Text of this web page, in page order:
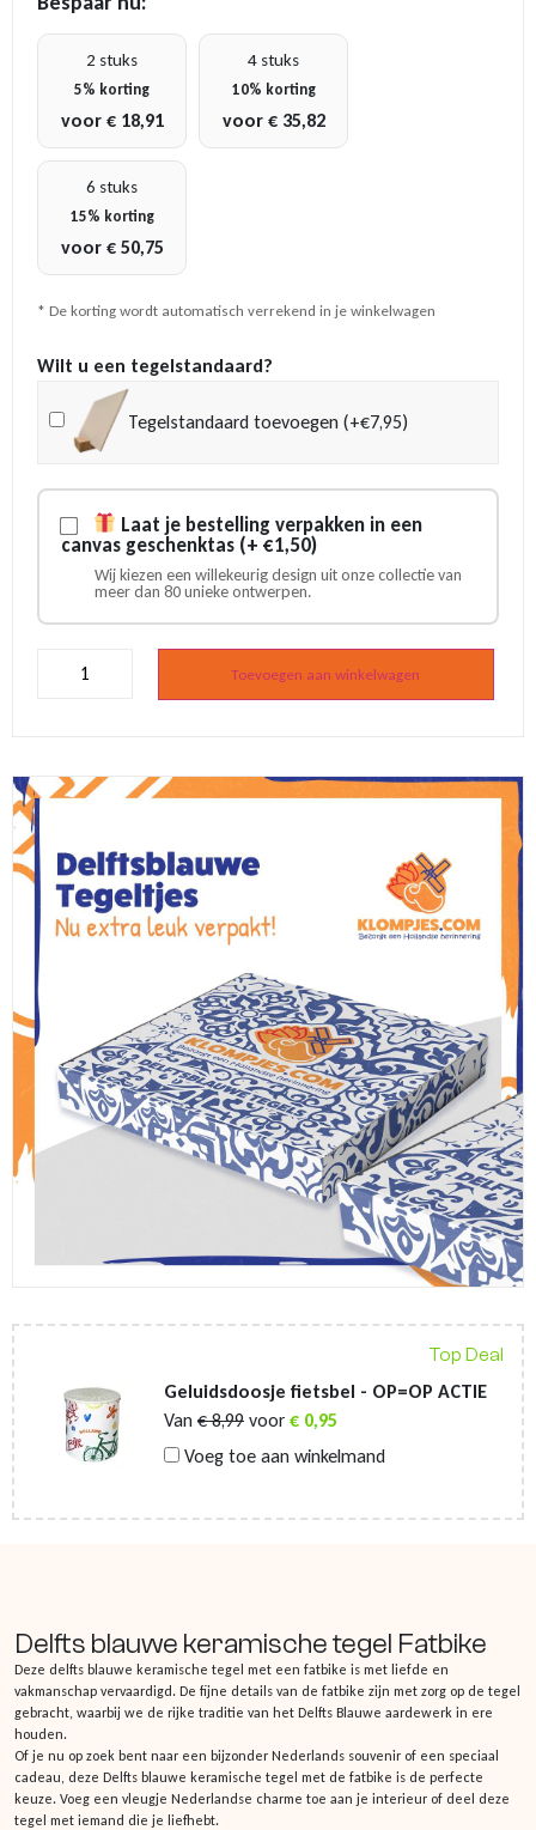
2 stuks
5% korting
voor €18,91
4 stuks
10% korting
voor €35,82
6 stuks
15% korting
voor €50,75
* De korting wordt automatisch verrekend in je winkelwagen
Wilt u een tegelstandaard?
Tegelstandaard toevoegen (+€7,95)
Laat je bestelling verpakken in een
canvas geschenktas (+ €1,50)
Wij kiezen een willekeurig design uit onze collectie van
meer dan 80 unieke ontwerpen.
Toevoegen aan winkelwagen
Top Deal
Geluidsdoosje fietsbel - OP=OP ACTIE
Van €8,99 voor € 0,95
Voeg toe aan winkelmand
Delfts blauwe keramische tegel Fatbike
Deze delfts blauwe keramische tegel met een fatbike is met liefde en
vakmanschap vervaardigd. De fijne details van de fatbike zijn met zorg op de tegel
gebracht, waarbij we de rijke traditie van het Delfts Blauwe aardewerk in ere
houden.
Of je nu op zoek bent naar een bijzonder Nederlands souvenir of een speciaal
cadeau, deze Delfts blauwe keramische tegel met de fatbike is de perfecte
keuze. Voeg een vleugje Nederlandse charme toe aan je interieur of deel deze
tegel met iemand die je liefhebt.